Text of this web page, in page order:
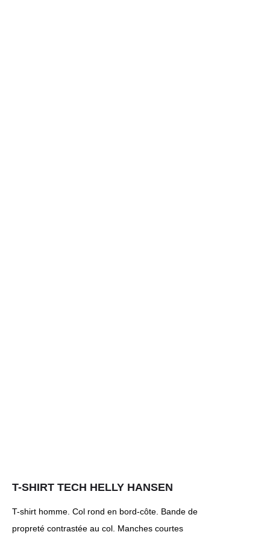
T-SHIRT TECH HELLY HANSEN
T-shirt homme. Col rond en bord-côte. Bande de
propreté contrastée au col. Manches courtes